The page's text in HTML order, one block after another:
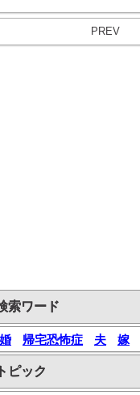
PREV
索ワード
帰宅恐怖症 夫 嫁
ピック